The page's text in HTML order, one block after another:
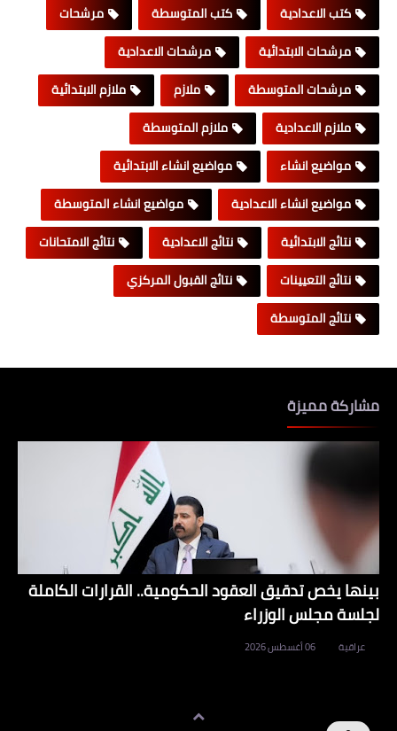
كتب الاعدادية
كتب المتوسطة
مرشحات
مرشحات الابتدائية
مرشحات الاعدادية
مرشحات المتوسطة
ملازم
ملازم الابتدائية
ملازم الاعدادية
ملازم المتوسطة
مواضيع انشاء
مواضيع انشاء الابتدائية
مواضيع انشاء الاعدادية
مواضيع انشاء المتوسطة
نتائج الابتدائية
نتائج الاعدادية
نتائج الامتحانات
نتائج التعيينات
نتائج القبول المركزي
نتائج المتوسطة
مشاركة مميزة
بينها يخص تدقيق العقود الحكومية.. القرارات الكاملة
لجلسة مجلس الوزراء
عراقية 06 أغسطس 2026